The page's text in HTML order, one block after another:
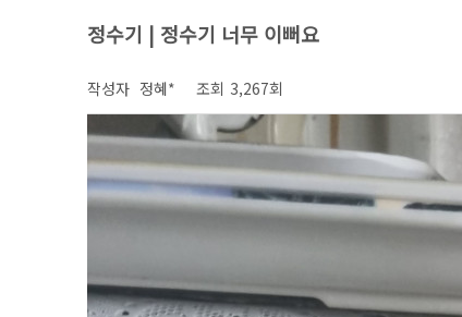
정수기 | 정수기 너무 이뻐요
작성자 정혜* 조회 3,267회